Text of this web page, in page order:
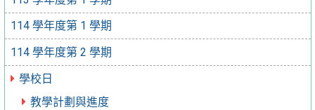
114 學年度第 1 學期
114 學年度第 2 學期
學校日
教學計劃與進度